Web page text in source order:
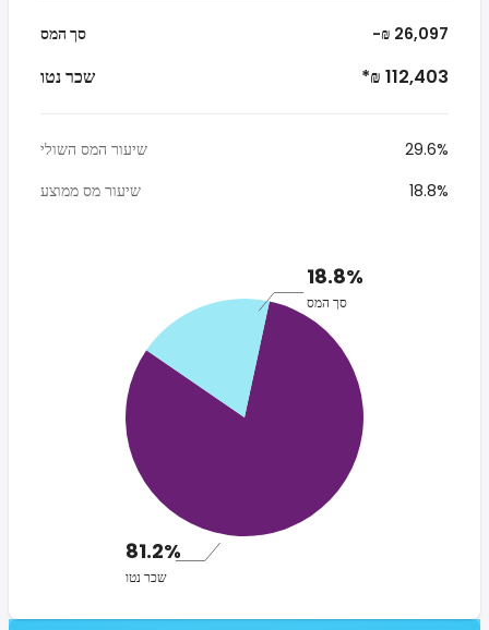
סך המס -₪ 26,097
שכר נטו *₪ 112,403
שיעור המס השולי
29.6%
שיעור מס ממוצע
18.8%
18.8%
סך המס
81.2%
שכר נטו